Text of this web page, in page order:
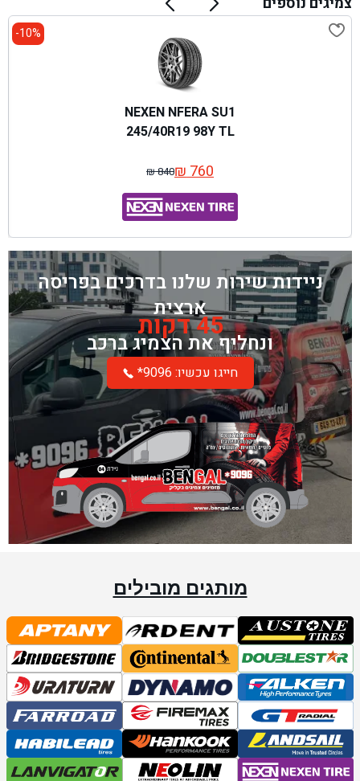
10%-
NEXEN NFERA SU1
245/40R19 98Y TL
₪840
המחיר
המקורי
היה:
₪ 840.
₪760 המחיר
הנוכחי
הוא:
₪ 760.
ניידות שירות שלנו בדרכים בפריסה
ארצית
45 דקות
ונחליף את הצמיג ברכב
*חייגו עכשיו: 9096
מותגים מובילים